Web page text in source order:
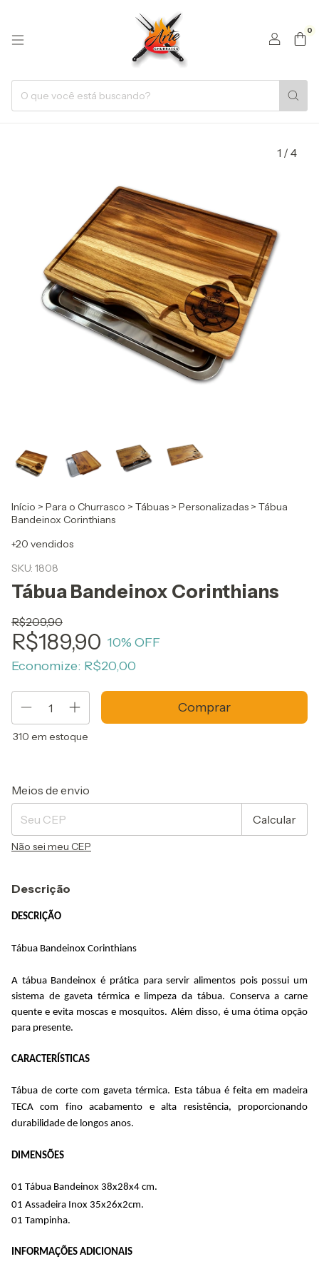
0
1 / 4
Início > Para o Churrasco > Tábuas > Personalizadas > Tábua
Bandeinox Corinthians
+20 vendidos
SKU: 1808
Tábua Bandeinox Corinthians
R$209,90
R$189,90 10% OFF
Economize: R$20,00
310 em estoque
Entregas para o CEP:
Meios de envio
Calcular
Não sei meu CEP
Descrição
DESCRIÇÃO
Tábua Bandeinox Corinthians
A tábua Bandeinoxé prática para servir alimentos pois possui um
sistema de gaveta térmica e limpeza da tábua. Conserva a carne
quente e evita moscas e mosquitos. Além disso, é uma ótima opção
para presente.
CARACTERÍSTICAS
Tábua de corte com gaveta térmica. Esta tábua é feita em madeira
TECA com fino acabamento e alta resistência, proporcionando
durabilidade de longos anos.
DIMENSÕES
01 Tábua Bandeinox 38x28x4 cm.
01 Assadeira Inox 35x26x2cm.
01 Tampinha.
INFORMAÇÕES ADICIONAIS